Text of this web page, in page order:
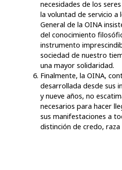
necesidades de los
la voluntad de servicio a
General de la OINA
del conocimiento
instrumento
sociedad de nuestro
una mayor solidaridad.
Finalmente, la OINA,
desarrollada desde sus
y nueve años, no
necesarios para hacer
sus manifestaciones a
distinción de credo, raza